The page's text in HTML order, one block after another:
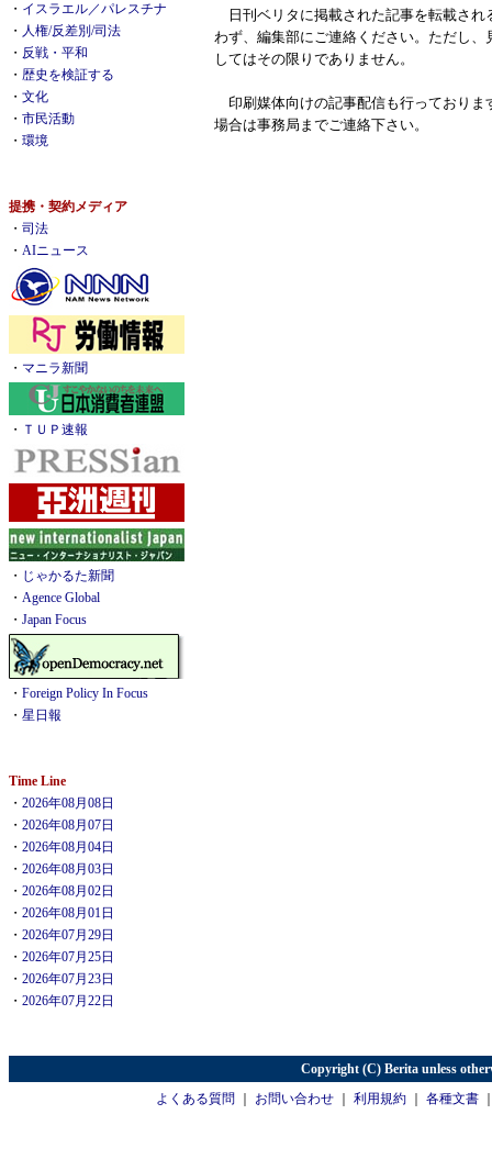
・ イスラエル／パレスチナ
・ 人権/反差別/司法
・ 反戦・平和
・ 歴史を検証する
・ 文化
・ 市民活動
・ 環境
提携・契約メディア
・ 司法
・ AIニュース
・ マニラ新聞
・ ＴＵＰ速報
・ じゃかるた新聞
・ Agence Global
・ Japan Focus
・ Foreign Policy In Focus
・ 星日報
Time Line
・ 2026年08月08日
・ 2026年08月07日
・ 2026年08月04日
・ 2026年08月03日
・ 2026年08月02日
・ 2026年08月01日
・ 2026年07月29日
・ 2026年07月25日
・ 2026年07月23日
・ 2026年07月22日
日刊ベリタに掲載された記事を転載され
わず、編集部にご連絡ください。ただし
してはその限りでありません。
印刷媒体向けの記事配信も行っておりま
場合は事務局までご連絡下さい。
Copyright (C) Berita unless
よくある質問
お問い合わせ 利用規約 各種文書